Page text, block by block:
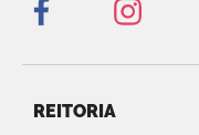
REITORIA